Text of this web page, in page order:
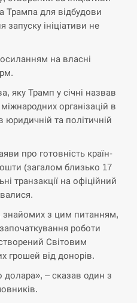
вручили новое
ракетний підрозділ КНДР –
сократились втрое,
баржі для
до…
для відбудови
запуску ініціативи не
на власні
яку Трамп у січні назвав
організацій в
юридичній та політичній
про готовність країн-
(загалом близько 17
транзакції на офіційний
знайомих з цим питанням,
роботи
Світовим
грошей від донорів.
– сказав один з